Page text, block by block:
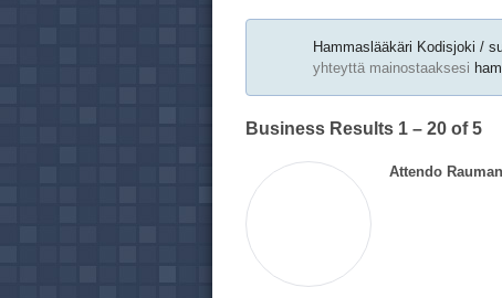
Hammaslääkäri Kodisjoki /
yhteyttä mainostaaksesi
Business Results 1 – 20 of 5
Attendo